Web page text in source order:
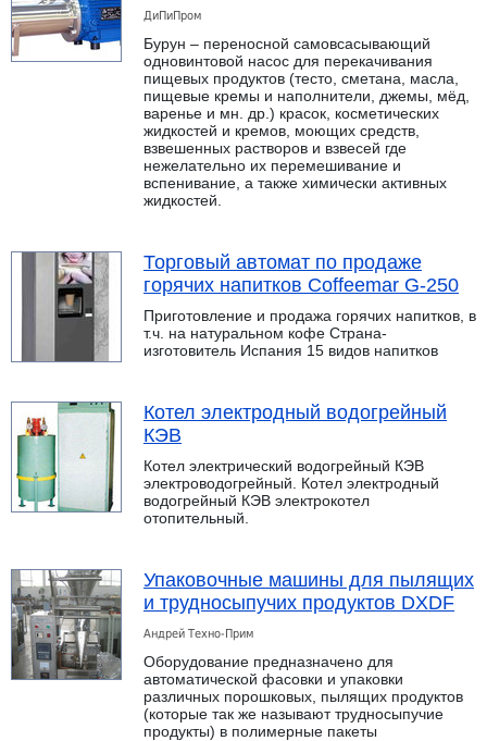
ДиПиПром
Бурун – переносной самовсасывающий
одновинтовой насос для перекачивания
пищевых продуктов (тесто, сметана, масла,
пищевые кремы и наполнители, джемы, мёд,
варенье и мн. др.) красок, косметических
жидкостей и кремов, моющих средств,
взвешенных растворов и взвесей где
нежелательно их перемешивание и
вспенивание, а также химически активных
жидкостей.
Торговый автомат по продаже
горячих напитков Coffeemar G-250
Приготовление и продажа горячих напитков, в
т.ч. на натуральном кофе Страна-
изготовитель Испания 15 видов напитков
Котел электродный водогрейный
КЭВ
Котел электрический водогрейный КЭВ
электроводогрейный. Котел электродный
водогрейный КЭВ электрокотел
отопительный.
Упаковочные машины для пылящих
и трудносыпучих продуктов DXDF
Андрей Техно-Прим
Оборудование предназначено для
автоматической фасовки и упаковки
различных порошковых, пылящих продуктов
(которые так же называют трудносыпучие
продукты) в полимерные пакеты